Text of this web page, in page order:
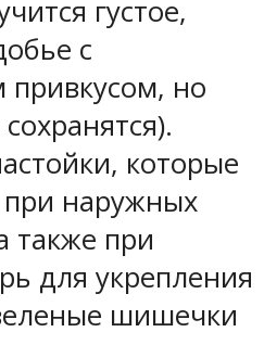
густое,
с
привкусом, но
которые
наружных
также при
для укрепления
шишечки